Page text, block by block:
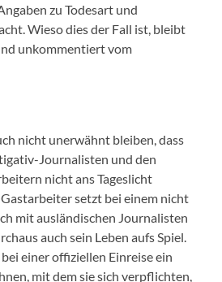
zu Todesart und
Wieso dies der Fall ist, bleibt
unkommentiert vom
nicht unerwähnt bleiben, dass
Journalisten und den
nicht ans Tageslicht
setzt bei einem nicht
mit ausländischen Journalisten
auch sein Leben aufs Spiel.
einer offiziellen Einreise ein
mit dem sie sich verpflichten,